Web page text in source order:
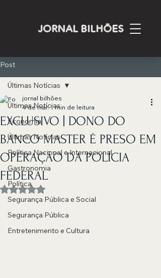
JORNAL BILHÕES
Post
Últimas Notícias
Economia
Últimas Notícias
Política Nacional e Internacional
Gastronomia
Política
Segurança Pública e Social
Segurança Pública
Entretenimento e Cultura
Últimas Notícias
EXCLUSIVO | DONO DO
BANCO MASTER É PRESO EM
OPERAÇÃO DA POLÍCIA
FEDERAL
jornal bilhões
4 de mar.1 min de leitura
Avaliado com NaN de 5 estrelas.